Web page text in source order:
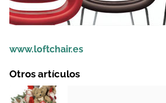
www.loftchair.es
Otros artículos